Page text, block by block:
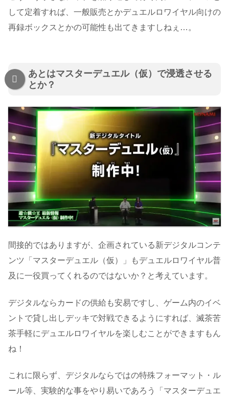
して定着すれば、一般販売とかデュエルロワイヤル向けの
再録ボックスとかの可能性も出てきますしねぇ…。
あとはマスターデュエル（仮）で浸透させる
とか？
間接的ではありますが、企画されている新デジタルコンテ
ンツ「マスターデュエル（仮）」もデュエルロワイヤル普
及に一役買ってくれるのではないか？と考えています。
デジタルならカードの供給も安易ですし、ゲーム内のイベ
ントで貸し出しデッキで対戦できるようにすれば、滅茶苦
茶手軽にデュエルロワイヤルを楽しむことができますもん
ね！
これに限らず、デジタルならではの特殊フォーマット・ル
ール等、実験的な事をやり易いであろう「マスターデュエ